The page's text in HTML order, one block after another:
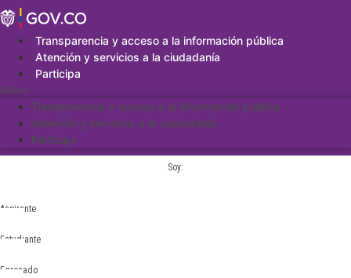
Saltar
al
contenidoTransparencia y acceso a la información pública
Atención y servicios a la ciudadanía
Participa
Menu
Transparencia y acceso a la información pública
Atención y servicios a la ciudadanía
Participa
Soy:
Aspirante
Estudiante
Egresado